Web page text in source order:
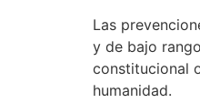
Las
y de bajo
constitucional
humanidad.